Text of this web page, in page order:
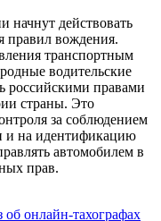
начнут действовать
правил вождения.
транспортным
водительские
российскими правами
страны. Это
за соблюдением
и на идентификацию
автомобилем в
прав.